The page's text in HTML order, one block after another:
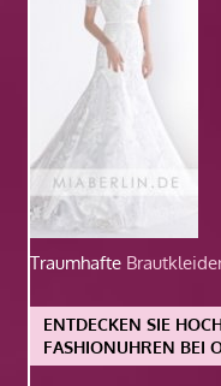
Traumhafte
ENTDECKEN SIE
FASHIONUHREN BEI